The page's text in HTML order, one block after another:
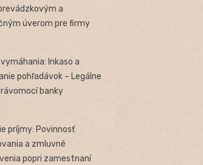
a
úverom pre firmy
Inkaso a
pohľadávok – Legálne
banky
príjmy: Povinnosť
a zmluvné
popri zamestnaní